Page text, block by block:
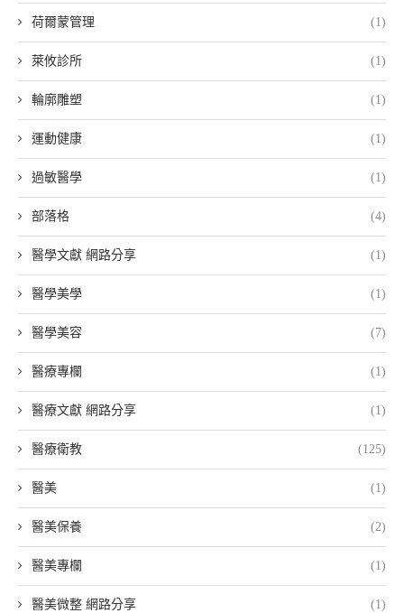
荷爾蒙管理 (1)
萊攸診所 (1)
輪廓雕塑 (1)
運動健康 (1)
過敏醫學 (1)
部落格 (4)
醫學文獻 網路分享 (1)
醫學美學 (1)
醫學美容 (7)
醫療專欄 (1)
醫療文獻 網路分享 (1)
醫療衛教 (125)
醫美 (1)
醫美保養 (2)
醫美專欄 (1)
醫美微整 網路分享 (1)